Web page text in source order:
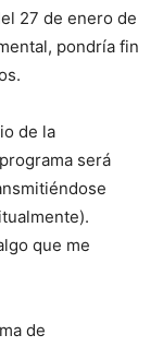
27 de enero de
pondría fin
de la
será
que me
de